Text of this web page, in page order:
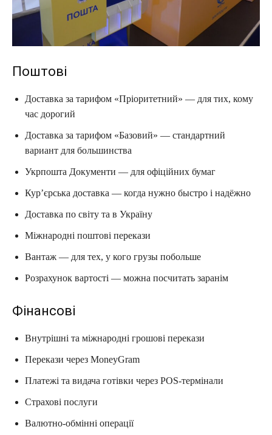
Поштові
Доставка за тарифом «Пріоритетний» — для тих, кому
час дорогий
Доставка за тарифом «Базовий» — стандартний
вариант для большинства
Укрпошта Документи — для офіційних бумаг
Кур’єрська доставка — когда нужно быстро і надёжно
Доставка по світу та в Україну
Міжнародні поштові перекази
Вантаж — для тех, у кого грузы побольше
Розрахунок вартості — можна посчитать заранім
Фінансові
Внутрішні та міжнародні грошові перекази
Перекази через MoneyGram
Платежі та видача готівки через POS-термінали
Страхові послуги
Валютно-обмінні операції